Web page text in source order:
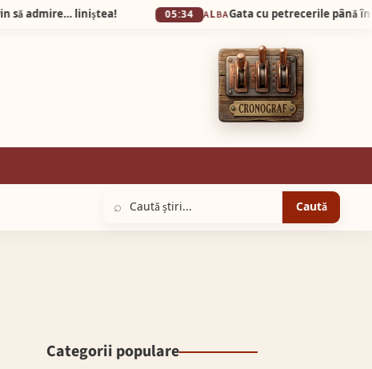
liniștea! 05:34 ALBA
⌕ Caută
Categorii populare